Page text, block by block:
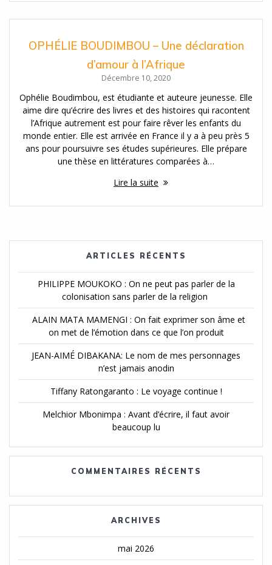
OPHÉLIE BOUDIMBOU – Une déclaration
d’amour à l’Afrique
Décembre 10, 2020
Ophélie Boudimbou, est étudiante et auteure jeunesse. Elle
aime dire qu’écrire des livres et des histoires qui racontent
l’Afrique autrement est pour faire rêver les enfants du
monde entier. Elle est arrivée en France il y a à peu près 5
ans pour poursuivre ses études supérieures. Elle prépare
une thèse en littératures comparées à…
Lire la suite
ARTICLES RÉCENTS
PHILIPPE MOUKOKO : On ne peut pas parler de la
colonisation sans parler de la religion
ALAIN MATA MAMENGI : On fait exprimer son âme et
on met de l’émotion dans ce que l’on produit
JEAN-AIMÉ DIBAKANA: Le nom de mes personnages
n’est jamais anodin
Tiffany Ratongaranto : Le voyage continue !
Melchior Mbonimpa : Avant d’écrire, il faut avoir
beaucoup lu
COMMENTAIRES RÉCENTS
ARCHIVES
mai 2026